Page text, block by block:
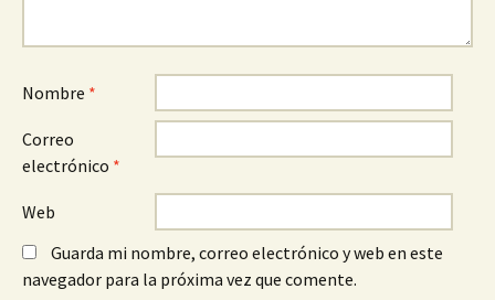
Nombre *
Correo
electrónico *
Web
Guarda mi nombre, correo electrónico y web en este
navegador para la próxima vez que comente.